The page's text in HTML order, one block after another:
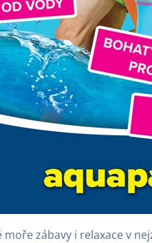
zábavy i relaxace v